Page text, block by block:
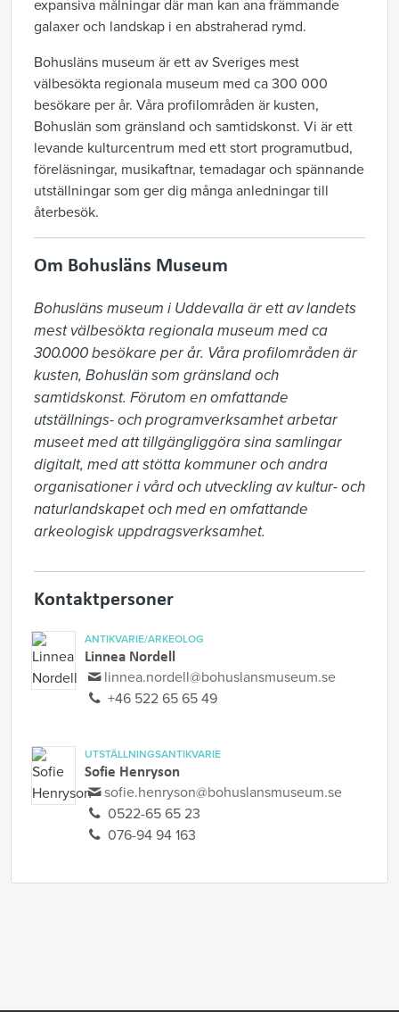
expansiva målningar där man kan ana främmande
galaxer och landskap i en abstraherad rymd.
Bohusläns museum är ett av Sveriges mest
välbesökta regionala museum med ca 300 000
besökare per år. Våra profilområden är kusten,
Bohuslän som gränsland och samtidskonst. Vi är ett
levande kulturcentrum med ett stort programutbud,
föreläsningar, musikaftnar, temadagar och spännande
utställningar som ger dig många anledningar till
återbesök.
Om Bohusläns Museum
Bohusläns museum i Uddevalla är ett av landets
mest välbesökta regionala museum med ca
300.000 besökare per år. Våra profilområden är
kusten, Bohuslän som gränsland och
samtidskonst. Förutom en omfattande
utställnings- och programverksamhet arbetar
museet med att tillgängliggöra sina samlingar
digitalt, med att stötta kommuner och andra
organisationer i vård och utveckling av kultur- och
naturlandskapet och med en omfattande
arkeologisk uppdragsverksamhet.
Kontaktpersoner
ANTIKVARIE/ARKEOLOG
Linnea Nordell
linnea.nordell@bohuslansmuseum.se
+46 522 65 65 49
UTSTÄLLNINGSANTIKVARIE
Sofie Henryson
sofie.henryson@bohuslansmuseum.se
0522-65 65 23
076-94 94 163